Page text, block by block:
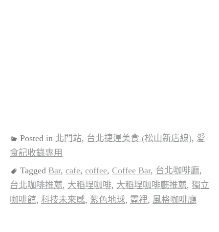
Posted in 北門站, 台北捷運美食 (松山新店線), 愛
食記收錄專用
Tagged Bar, cafe, coffee, Coffee Bar, 台北咖啡廳,
台北咖啡推薦, 大稻埕咖啡, 大稻埕咖啡廳推薦, 獨立
咖啡館, 科技未來感, 紫色地球, 霓裡, 風格咖啡廳